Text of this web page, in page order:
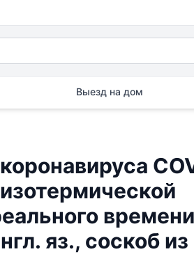
Выезд на дом
яз., соскоб из